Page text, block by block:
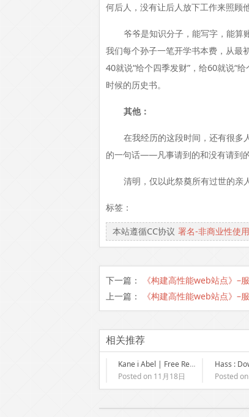
何后人，没有让后人放下工作来照顾
爷爷是知识分子，能写字，能算
我们每个孙子一笔开学书本费，从
40就说“给个四季发财”，给60就说“
时候的历史书。
其他：
在我经历的这段时间，还有很多
的一句话——凡事请到的和没有请到
清明，仅以此祭奠所有过世的亲人
标签：
本站遵循CC协议 署名-非商业性使
下一篇：
《构建高性能web站点》–
上一篇：
《构建高性能web站点》–
相关推荐
Kane i Abel | Free Reads
Posted on 11月18日
Hass :
Posted